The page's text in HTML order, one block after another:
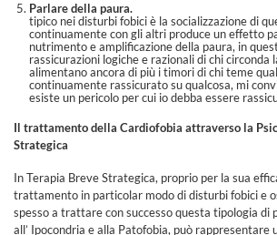
Parlare della paura.
tipico nei disturbi fobici è la socializzazione di
continuamente con gli altri produce un effetto
nutrimento e amplificazione della paura, in
rassicurazioni logiche e razionali di chi circonda
alimentano ancora di più i timori di chi teme
continuamente rassicurato su qualcosa, mi
esiste un pericolo per cui io debba essere
Il trattamento della Cardiofobia attraverso la
Strategica
In Terapia Breve Strategica, proprio per la sua
trattamento in particolar modo di disturbi fobici e
spesso a trattare con successo questa tipologia di
all’ Ipocondria e alla Patofobia, può rappresentare